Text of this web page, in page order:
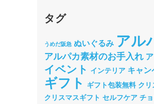
タグ
うめだ阪急 ぬいぐるみ アル
アルパカ素材のお手入れ
イベント インテリア キャン
ギフト ギフト包装無料 クリ
クリスマスギフト セルフケア チ